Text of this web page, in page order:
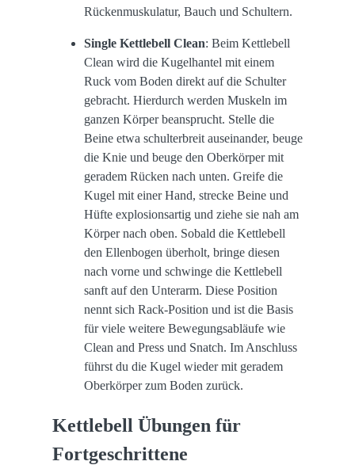
Rückenmuskulatur, Bauch und Schultern.
Single Kettlebell Clean: Beim Kettlebell
Clean wird die Kugelhantel mit einem
Ruck vom Boden direkt auf die Schulter
gebracht. Hierdurch werden Muskeln im
ganzen Körper beansprucht. Stelle die
Beine etwa schulterbreit auseinander, beuge
die Knie und beuge den Oberkörper mit
geradem Rücken nach unten. Greife die
Kugel mit einer Hand, strecke Beine und
Hüfte explosionsartig und ziehe sie nah am
Körper nach oben. Sobald die Kettlebell
den Ellenbogen überholt, bringe diesen
nach vorne und schwinge die Kettlebell
sanft auf den Unterarm. Diese Position
nennt sich Rack-Position und ist die Basis
für viele weitere Bewegungsabläufe wie
Clean and Press und Snatch. Im Anschluss
führst du die Kugel wieder mit geradem
Oberkörper zum Boden zurück.
Kettlebell Übungen für
Fortgeschrittene